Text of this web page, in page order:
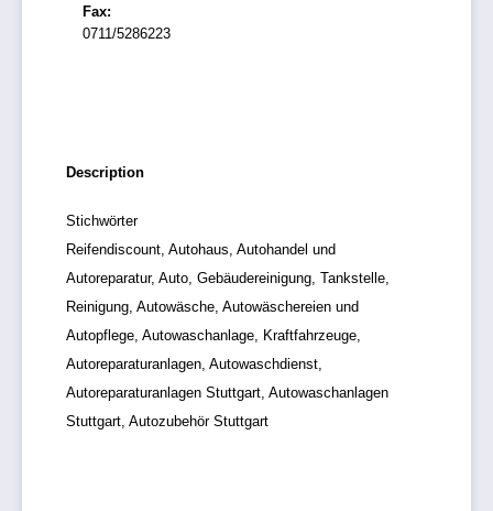
Fax:
0711/5286223
Description
Stichwörter
Reifendiscount, Autohaus, Autohandel und
Autoreparatur, Auto, Gebäudereinigung, Tankstelle,
Reinigung, Autowäsche, Autowäschereien und
Autopflege, Autowaschanlage, Kraftfahrzeuge,
Autoreparaturanlagen, Autowaschdienst,
Autoreparaturanlagen Stuttgart, Autowaschanlagen
Stuttgart, Autozubehör Stuttgart